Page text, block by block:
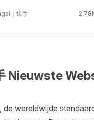
｜快手
Nieuwste
de wereldwijde